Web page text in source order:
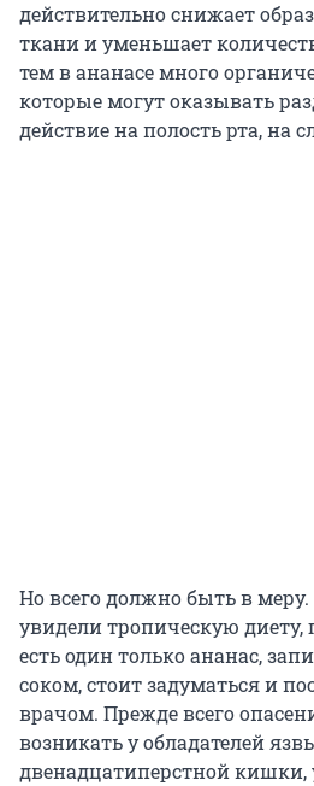
действительно снижает
ткани и уменьшает
тем в ананасе много
которые могут оказывать
действие на полость рта, на
Но всего должно быть в
увидели тропическую диету,
есть один только ананас,
соком, стоит задуматься и
врачом. Прежде всего
возникать у обладателей
двенадцатиперстной кишки,